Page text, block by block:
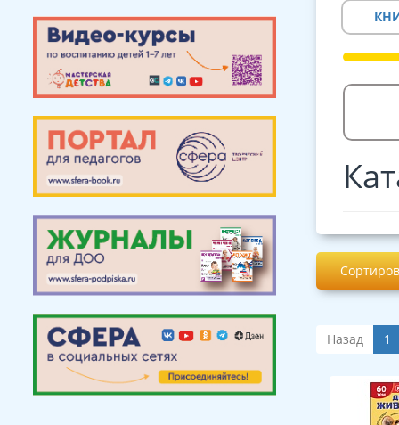
Назад 1